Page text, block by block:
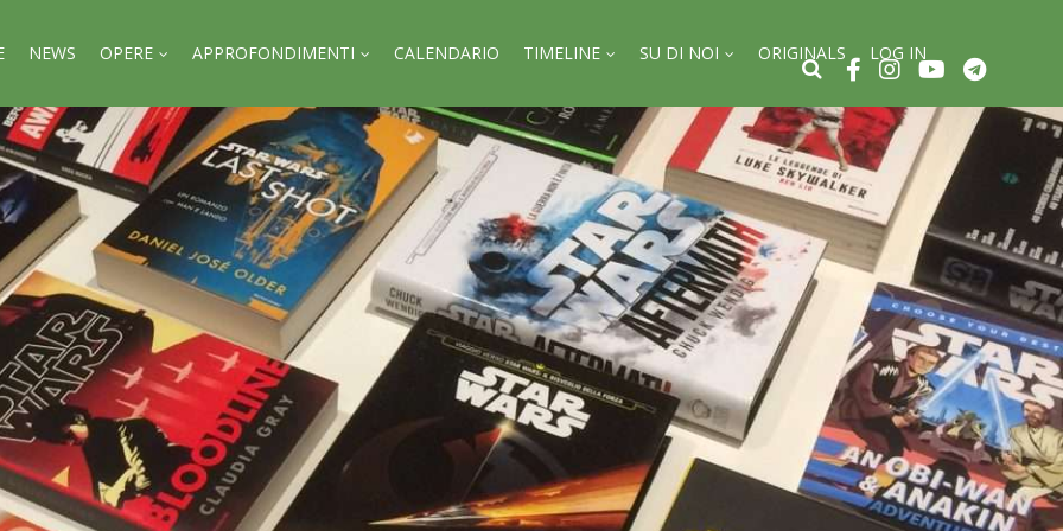
NEWS OPERE APPROFONDIMENTI CALENDARIO TIMELINE SU DI NOI ORIGINALS LOG IN